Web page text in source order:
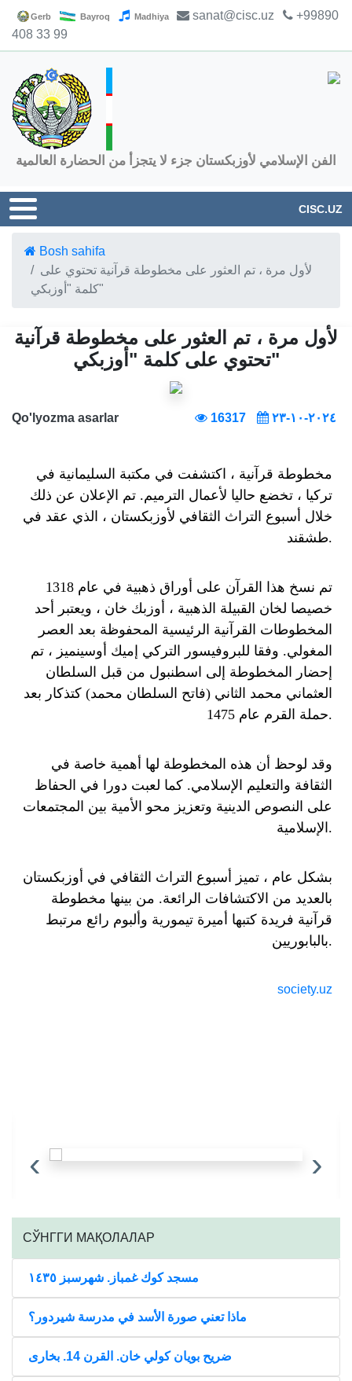
Gerb Bayroq Madhiya sanat@cisc.uz
+99890
408 33 99
الفن الإسلامي لأوزبكستان جزء لا يتجزأ من الحضارة العالمية
CISC.UZ
Bosh sahifa
لأول مرة ، تم العثور على مخطوطة قرآنية تحتوي على
كلمة "أوزبكي"
لأول مرة ، تم العثور على مخطوطة قرآنية
تحتوي على كلمة "أوزبكي"
Qo'lyozma asarlar 16317 ٢٠٢٤-١٠-٢٣
مخطوطة قرآنية ، اكتشفت في مكتبة السليمانية في
تركيا ، تخضع حاليا لأعمال الترميم. تم الإعلان عن ذلك
خلال أسبوع التراث الثقافي لأوزبكستان ، الذي عقد في
طشقند.
تم نسخ هذا القرآن على أوراق ذهبية في عام 1318
خصيصا لخان القبيلة الذهبية ، أوزبك خان ، ويعتبر أحد
المخطوطات القرآنية الرئيسية المحفوظة بعد العصر
المغولي. وفقا للبروفيسور التركي إميك أوسينميز ، تم
إحضار المخطوطة إلى اسطنبول من قبل السلطان
العثماني محمد الثاني (فاتح السلطان محمد) كتذكار بعد
حملة القرم عام 1475.
وقد لوحظ أن هذه المخطوطة لها أهمية خاصة في
الثقافة والتعليم الإسلامي. كما لعبت دورا في الحفاظ
على النصوص الدينية وتعزيز محو الأمية بين المجتمعات
الإسلامية.
بشكل عام ، تميز أسبوع التراث الثقافي في أوزبكستان
بالعديد من الاكتشافات الرائعة. من بينها مخطوطة
قرآنية فريدة كتبها أميرة تيمورية وألبوم رائع مرتبط
بالبابوريين.
society.uz
‹ ›
CЎНГГИ МАҚОЛАЛАР
مسجد كوك غمباز. شهرسبز ١٤٣٥
ماذا تعني صورة الأسد في مدرسة شيردور؟
ضريح بويان كولي خان. القرن 14. بخارى